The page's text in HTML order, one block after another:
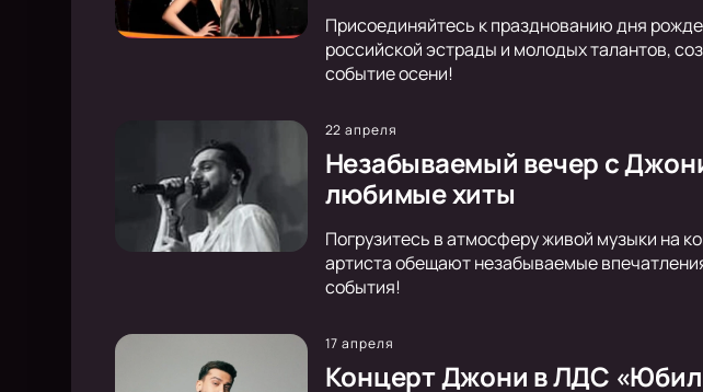
Присоединяйтесь к празднованию дня
российской эстрады и молодых талантов,
событие осени!
22 апреля
Незабываемый вечер с
любимые хиты
Погрузитесь в атмосферу живой музыки на
артиста обещают незабываемые
события!
17 апреля
Концерт Джони в ЛДС